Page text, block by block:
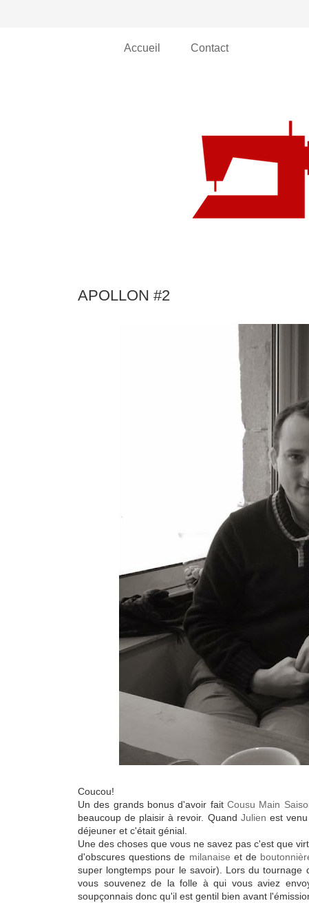
Accueil Contact
APOLLON #2
Coucou!
Un des grands bonus d'avoir fait Cousu Main
beaucoup de plaisir à revoir. Quand Julien est
déjeuner et c'était génial.
Une des choses que vous ne savez pas c'est que
d'obscures questions de milanaise et de
super longtemps pour le savoir). Lors du
vous souvenez de la folle à qui vous aviez
soupçonnais donc qu'il est gentil bien avant